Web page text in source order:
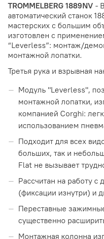
TROMMELBERG 1889NV -
автоматический станок
мастерских с большим
изготовлен с
“Leverless”: монтаж/
монтажной лопатки.
Третья рука и взрывная
Модуль "Leverless",
монтажной лопатки,
компанией Corghi:
использованием
Подходит для всех
больших, так и
Flat не вызывает
Рассчитан на работу
(фиксации изнутри) и
Переставные
существенно
Монтажная колонна